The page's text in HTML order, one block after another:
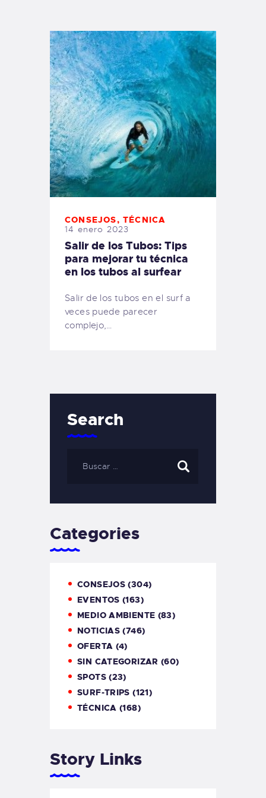
PEDIDOS
CONSEJOS,TÉCNICA
14 enero 2023
Salir de los Tubos: Tips
para mejorar tu técnica
en los tubos al surfear
Salir de los tubos en el surf a
veces puede parecer
complejo,…
Search
Categories
CONSEJOS (304)
EVENTOS (163)
MEDIO AMBIENTE (83)
NOTICIAS (746)
OFERTA (4)
SIN CATEGORIZAR (60)
SPOTS(23)
SURF-TRIPS (121)
TÉCNICA (168)
Story Links